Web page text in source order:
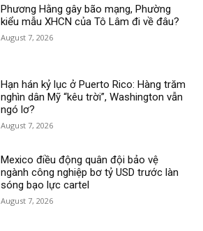
Phương Hằng gây bão mạng, Phường
kiểu mẫu XHCN của Tô Lâm đi về đâu?
August 7, 2026
Hạn hán kỷ lục ở Puerto Rico: Hàng trăm
nghìn dân Mỹ “kêu trời”, Washington vẫn
ngó lơ?
August 7, 2026
Mexico điều động quân đội bảo vệ
ngành công nghiệp bơ tỷ USD trước làn
sóng bạo lực cartel
August 7, 2026